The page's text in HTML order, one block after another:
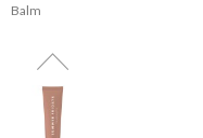
Balm